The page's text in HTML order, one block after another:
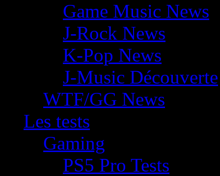
Game Music News
J-Rock News
K-Pop News
J-Music Découverte
WTF/GG News
Les tests
Gaming
PS5 Pro Tests